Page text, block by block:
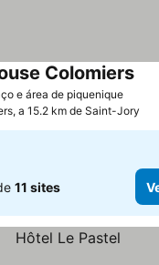
e área de piqueniqueVer
ColomiersVer
a 15.2 km de Saint-Jory
11 sites